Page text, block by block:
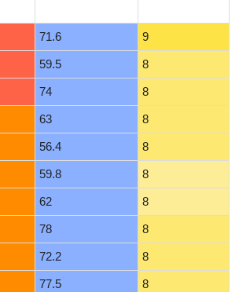
71.6 9
59.5 8
74 8
63 8
56.4 8
59.8 8
62 8
78 8
72.2 8
77.5 8